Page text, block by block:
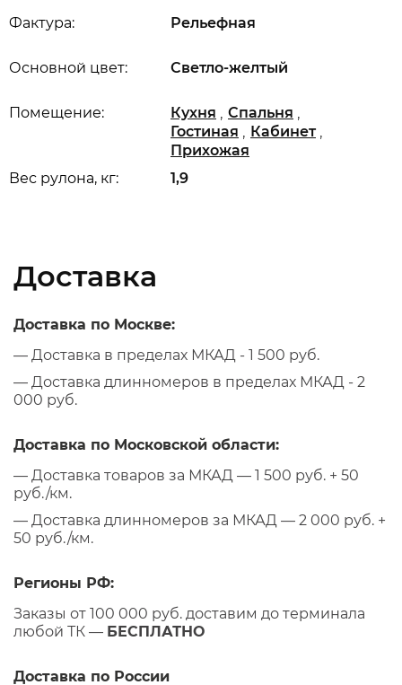
Вес рулона, кг: 1,9
Основной цвет: Светло-желтый
Помещение: Кухня , Спальня ,
Гостиная , Кабинет ,
Прихожая
Фактура: Рельефная
Доставка
Доставка по Москве:
— Доставка в пределах МКАД - 1 500 руб.
— Доставка длинномеров в пределах МКАД - 2
000 руб.
Доставка по Московской области:
— Доставка товаров за МКАД — 1 500 руб. + 50
руб./км.
— Доставка длинномеров за МКАД — 2 000 руб. +
50 руб./км.
Регионы РФ:
Заказы от 100 000 руб. доставим до терминала
любой ТК — БЕСПЛАТНО
Доставка по России